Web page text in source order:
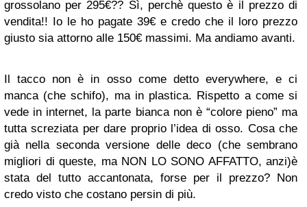
grossolano per 295€?? Sì, perchè questo è il prezzo di
vendita!! Io le ho pagate 39€ e credo che il loro prezzo
giusto sia attorno alle 150€ massimi. Ma andiamo avanti.
Il tacco non è in osso come detto everywhere, e ci
manca (che schifo), ma in plastica. Rispetto a come si
vede in internet, la parte bianca non è “colore pieno” ma
tutta screziata per dare proprio l’idea di osso. Cosa che
già nella seconda versione delle deco (che sembrano
migliori di queste, ma NON LO SONO AFFATTO, anzi)è
stata del tutto accantonata, forse per il prezzo? Non
credo visto che costano persin di più.